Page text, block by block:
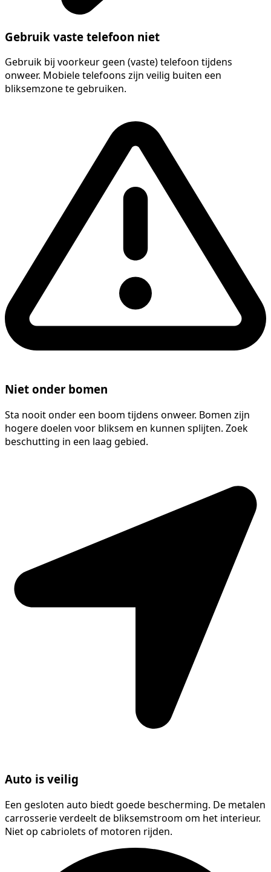
Gebruik vaste telefoon niet
Gebruik bij voorkeur geen (vaste) telefoon tijdens
onweer. Mobiele telefoons zijn veilig buiten een
bliksemzone te gebruiken.
Niet onder bomen
Sta nooit onder een boom tijdens onweer. Bomen zijn
hogere doelen voor bliksem en kunnen splijten. Zoek
beschutting in een laag gebied.
Auto is veilig
Een gesloten auto biedt goede bescherming. De metalen
carrosserie verdeelt de bliksemstroom om het interieur.
Niet op cabriolets of motoren rijden.